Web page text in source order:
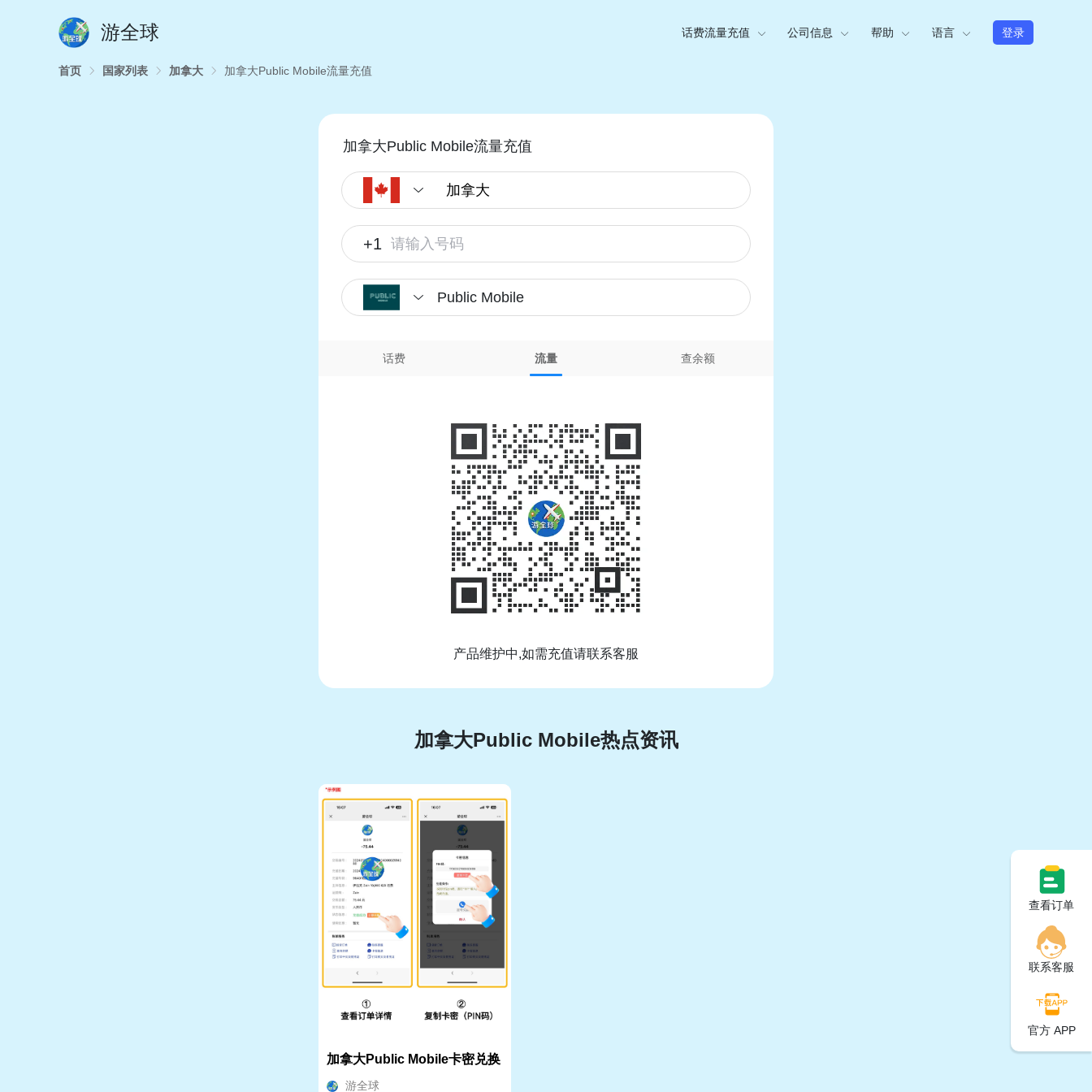
游全球 话费流量充值 公司信息 帮助 语言 登录
首页 国家列表 加拿大 加拿大Public Mobile流量充值
加拿大Public Mobile流量充值
+1
Public Mobile
话费 流量 查余额
产品维护中,如需充值请联系客服
加拿大Public Mobile热点资讯
加拿大Public Mobile卡密兑换
游全球
查看订单
联系客服
官方 APP